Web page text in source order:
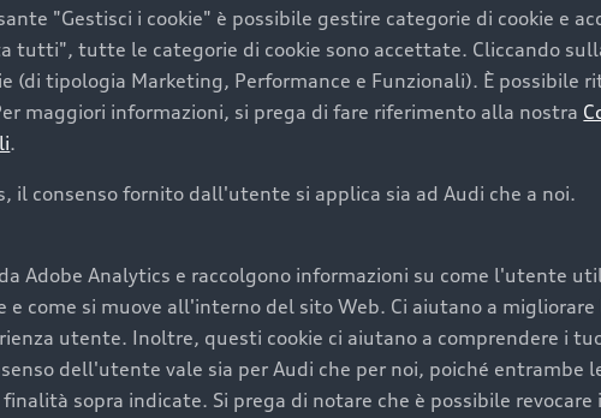
coniuga convenienza, affidabilità e sostenibilità. Per fare un
del marchio. Audi offre l’auto usata perfetta tramite
acquistare la tua prossima
di acquistare un’auto usata, oltre al prezzo e all'aspetto,
a uno stato migliore del veicolo e a una maggiore
completa della vettura certifica una manutenzione
"Gestisci i cookie" è possibile gestire categorie di cookie e
tutti", tutte le categorie di cookie sono accettate. Cliccando
(di tipologia Marketing, Performance e Funzionali). È possibile
maggiori informazioni, si prega di fare riferimento alla nostra
.
il consenso fornito dall'utente si applica sia ad Audi che a noi.
Adobe Analytics e raccolgono informazioni su come l'utente
come si muove all'interno del sito Web. Ci aiutano a
utente. Inoltre, questi cookie ci aiutano a comprendere i
dell'utente vale sia per Audi che per noi, poiché entrambe
sopra indicate. Si prega di notare che è possibile